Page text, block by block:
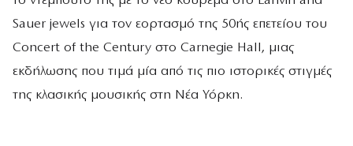
Sauer jewels για τον εορτασμό της 50ής επετείου του
Concert of the Century στο Carnegie Hall , μιας
εκδήλωσης που τιμά μία από τις πιο ιστορικές στιγμές
της κλασικής μουσικής στη Νέα Υόρκη.